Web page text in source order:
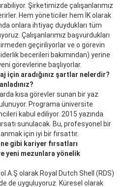
Şirketimizde çalışanlarımız
Hem yöneticiler hem İK olarak
onlara ihtiyaç duydukları tüm
Çalışanlarımız başvurdukları
geçiriliyorlar ve o görevin
becerileri bakımından) yerine
görevlerine başlıyorlar.
için aradığınız şartlar nelerdir?
kısa görevler sunan bir yaz
Programa üniversite
kabul ediliyor. 2015 yazında
sunulacak. Bu, profesyonel bir
için iyi bir fırsattır.
gibi kariyer fırsatları
yeni mezunlara yönelik
A.Ş olarak Royal Dutch Shell (RDS)
de uyguluyoruz. Küresel olarak